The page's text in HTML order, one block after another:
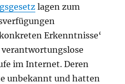
lagen zum
Erkenntnisse‘
verantwortungslose
im Internet. Deren
unbekannt und hatten